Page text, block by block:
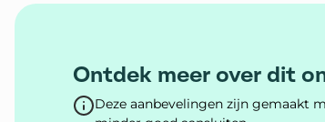
Ontdek meer over dit
Deze aanbevelingen zijn gemaakt